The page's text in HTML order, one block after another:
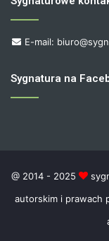
E-mail:
Sygnatura na
@ 2014 - 2025
autorskim i prawach